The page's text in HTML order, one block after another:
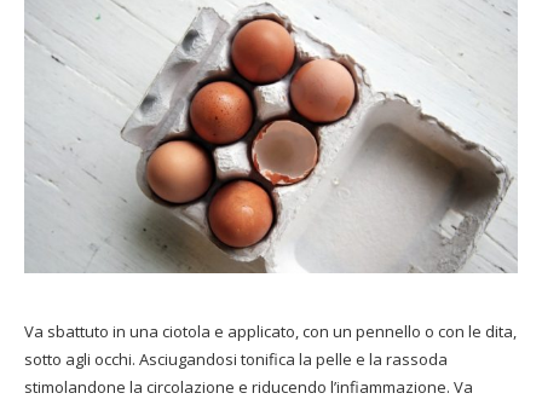
Va sbattuto in una ciotola e applicato, con un pennello o con le dita,
sotto agli occhi. Asciugandosi tonifica la pelle e la rassoda
stimolandone la circolazione e riducendo l’infiammazione. Va